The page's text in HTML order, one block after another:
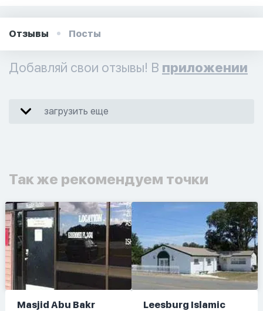
Отзывы Посты
Добавляй свои отзывы! В приложении
загрузить еще
Так же рекомендуем точки
Masjid Abu Bakr
Leesburg Islamic